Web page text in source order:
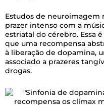
Estudos de neuroimagem
prazer intenso com a
estriatal do cérebro. Essa
que uma recompensa
à liberação de dopamina,
associado a prazeres
drogas.